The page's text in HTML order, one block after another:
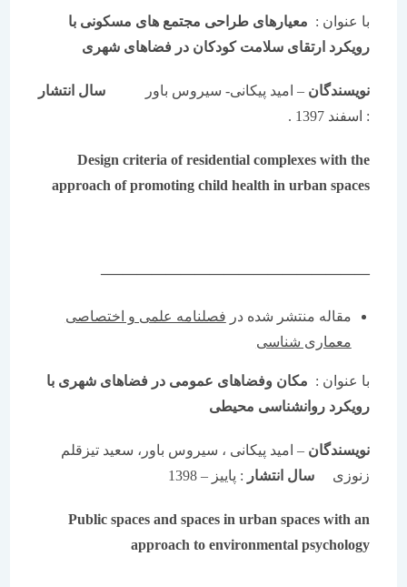
با عنوان :معیارهای طراحی مجتمع های مسکونی با
رویکرد ارتقای سلامت کودکان در فضاهای شهری
نویسندگان– امید پیکانی- سیروس باور
سال انتشار
: اسفند 1397 .
Design criteria of residential complexes with the
approach of promoting child health in urban spaces
——————————————————–
مقاله منتشر شده درفصلنامه علمی و اختصاصی
معماری شناسی
با عنوان :مکان وفضاهای عمومی در فضاهای شهری با
رویکرد روانشناسی محیطی
نویسندگان– امید پیکانی ، سیروس باور، سعید تیزقلم
زنوزیسال انتشار : پاییز – 1398
Public spaces and spaces in urban spaces with an
approach to environmental psychology